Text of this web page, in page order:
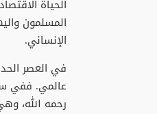
الحياة
المسلمون
الإنساني.
في العصر
رحمه الله،